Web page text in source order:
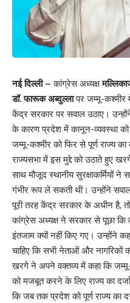
नई दिल्ली – कांग्रेस अध्यक्ष
डॉ. फारूक अब्दुल्लापर जम्मू-कश्मीर
केंद्र सरकार पर सवाल उठाए।
के कारण प्रदेश में कानून-व्यवस्था को
जम्मू-कश्मीर को फिर से पूर्ण राज्य का
राज्यसभा में इस मुद्दे को उठाते हुए
साथ मौजूद स्थानीय सुरक्षाकर्मियों ने
गंभीर रूप ले सकती थी। उन्होंने
पूरी तरह केंद्र सरकार के अधीन है, तो
कांग्रेस अध्यक्ष ने सरकार से पूछा कि
इंतजाम क्यों नहीं किए गए। उन्होंने
चाहिए कि सभी नेताओं और नागरिकों
खरगे ने अपने वक्तव्य में कहा कि
को मजबूत करने के लिए राज्य का
कि जब तक प्रदेश को पूर्ण राज्य का